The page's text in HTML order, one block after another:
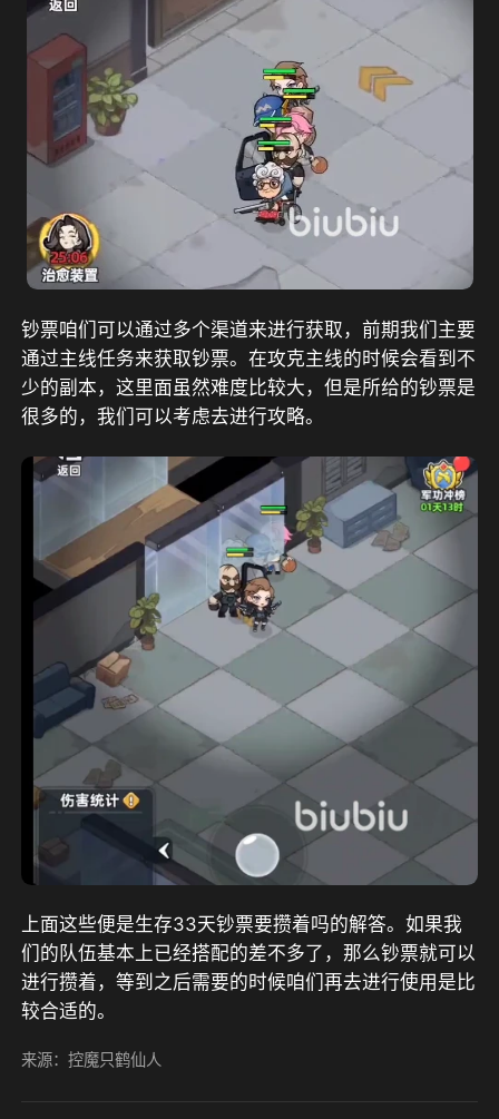
钞票咱们可以通过多个渠道来进行获取，前期我们主要
通过主线任务来获取钞票。在攻克主线的时候会看到不
少的副本，这里面虽然难度比较大，但是所给的钞票是
很多的，我们可以考虑去进行攻略。
上面这些便是生存33天钞票要攒着吗的解答。如果我
们的队伍基本上已经搭配的差不多了，那么钞票就可以
进行攒着，等到之后需要的时候咱们再去进行使用是比
较合适的。
来源：控魔只鹤仙人